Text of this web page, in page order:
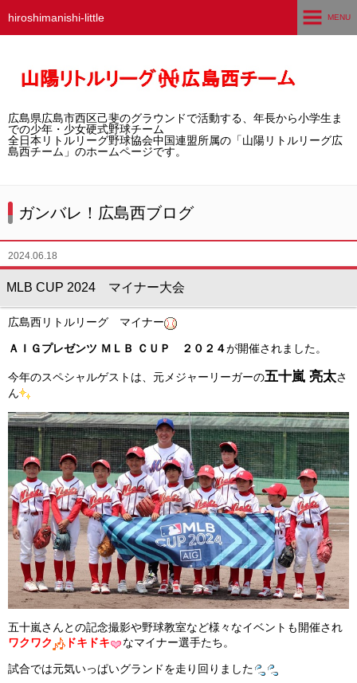
hiroshimanishi-little
広島県広島市西区己斐のグラウンドで活動する、年長から小学生ま
での少年・少女硬式野球チーム
全日本リトルリーグ野球協会中国連盟所属の「山陽リトルリーグ広
島西チーム」のホームページです。
MENU
広島西チームとは
選手募集／体験・見学
試合結果
想い出アルバム
卒団生の声
ガンバレ！広島西ブログ
「体験」「見学」お申し込み／その他お問合わせ
寄付のお願い
質問コーナー Ｑ＆Ａ
リトルリーグについて
ガンバレ！広島西ブログ
2024.06.18
MLB CUP 2024 マイナー大会
広島西リトルリーグ マイナー
ＡＩＧプレゼンツ ＭＬＢ ＣＵＰ ２０２４が開催されました。
今年のスペシャルゲストは、元メジャーリーガーの五十嵐 亮太さ
ん
五十嵐さんとの記念撮影や野球教室など様々なイベントも開催され
ワクワク
ドキドキ なマイナー選手たち。
試合では元気いっぱいグランドを走り回りました